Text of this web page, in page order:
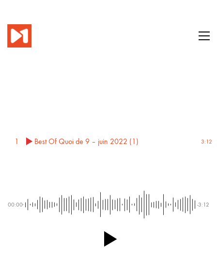
1 Best Of Quoi de 9 – juin 2022 (1) 3:12
00:00 -3:12